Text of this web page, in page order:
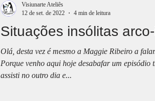
Situações insólitas
Olá, desta vez é mesmo a Maggie Ribeiro a
Porque venho aqui hoje desabafar um episódio
assisti no outro dia e...
Visiunarte Ateliês
12 de set. de 2022
4 min de leitura